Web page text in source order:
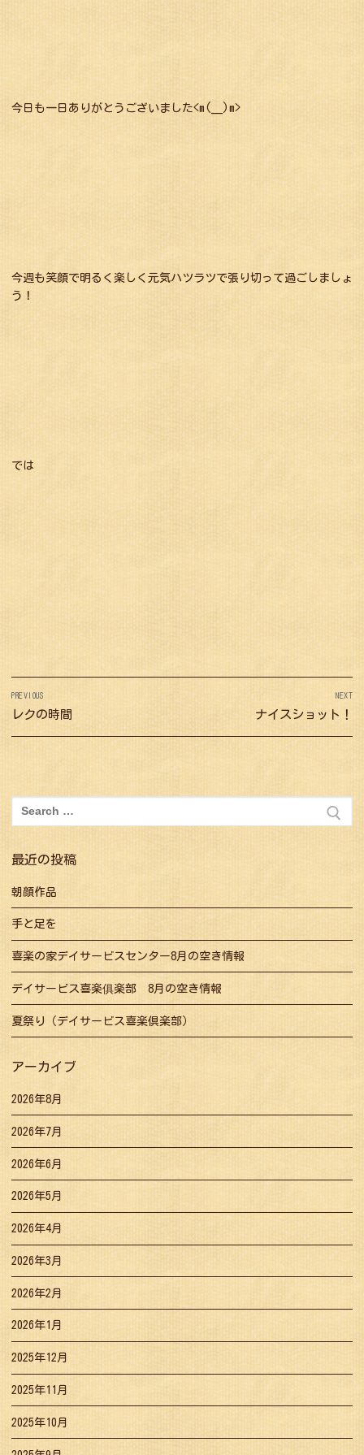
今日も一日ありがとうございました<m(__)m>
今週も笑顔で明るく楽しく元気ハツラツで張り切って過ごしましょ
う！
では
投
稿
ナ
ビ
ゲ
ー
シ
ョ
ン
PREVIOUS
Previous
post:
レクの時間
NEXT
Next
post:
ナイスショット！
検
索:
最近の投稿
朝顔作品
手と足を
喜楽の家デイサービスセンター8月の空き情報
デイサービス喜楽俱楽部 8月の空き情報
夏祭り（デイサービス喜楽倶楽部）
アーカイブ
2026年8月
2026年7月
2026年6月
2026年5月
2026年4月
2026年3月
2026年2月
2026年1月
2025年12月
2025年11月
2025年10月